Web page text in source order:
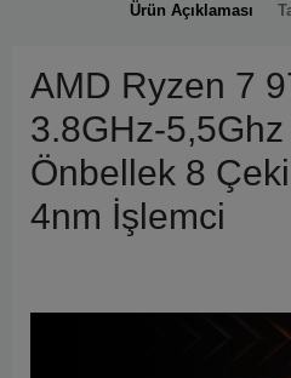
Ürün Açıklaması
AMD Ryzen 7
3.8GHz-
Önbellek 8
4nm İşlemci